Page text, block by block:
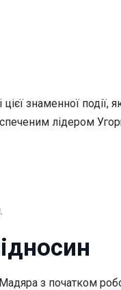
знаменної події,
лідером
з початком